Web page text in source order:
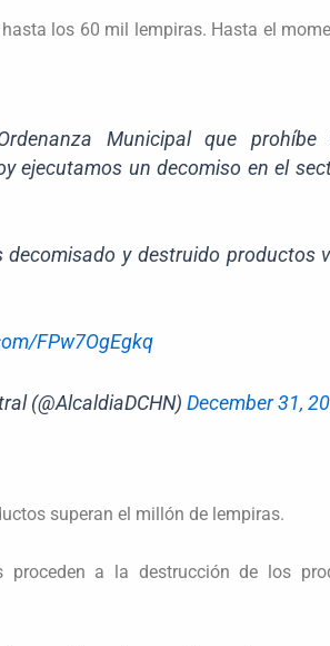
los 60 mil lempiras. Hasta el
Municipal que
ejecutamos un decomiso en el
decomisado y destruido productos
FPw7OgEgkq
(@AlcaldiaDCHN)December 31,
superan el millón de lempiras.
proceden a la destrucción de los